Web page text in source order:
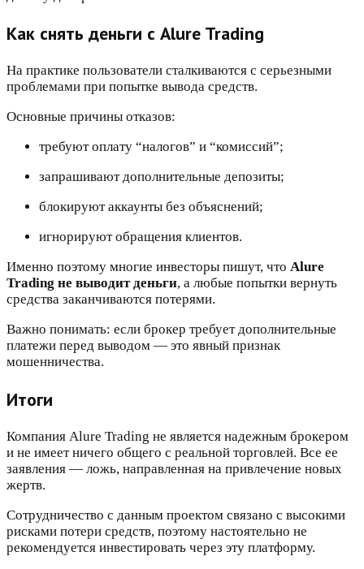
Как снять деньги с Alure Trading
На практике пользователи сталкиваются с серьезными
проблемами при попытке вывода средств.
Основные причины отказов:
требуют оплату “налогов” и “комиссий”;
запрашивают дополнительные депозиты;
блокируют аккаунты без объяснений;
игнорируют обращения клиентов.
Именно поэтому многие инвесторы пишут, что Alure
Trading не выводит деньги, а любые попытки вернуть
средства заканчиваются потерями.
Важно понимать: если брокер требует дополнительные
платежи перед выводом — это явный признак
мошенничества.
Итоги
Компания Alure Trading не является надежным брокером
и не имеет ничего общего с реальной торговлей. Все ее
заявления — ложь, направленная на привлечение новых
жертв.
Сотрудничество с данным проектом связано с высокими
рисками потери средств, поэтому настоятельно не
рекомендуется инвестировать через эту платформу.